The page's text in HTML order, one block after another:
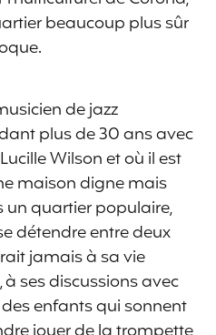
beaucoup plus sûr
de jazz
plus de 30 ans avec
Wilson et où il est
maison digne mais
quartier populaire,
détendre entre deux
jamais à sa vie
ses discussions avec
des enfants qui sonnent